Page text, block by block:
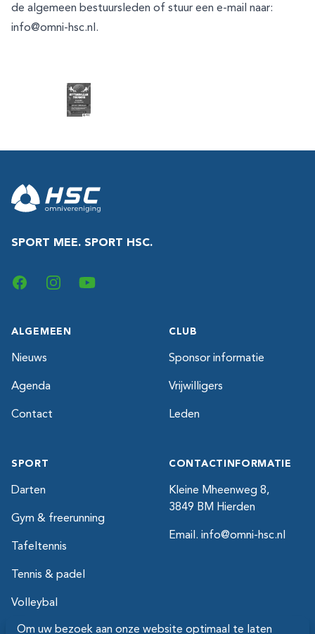
de algemeen bestuursleden of stuur een e-mail naar:
info@omni-hsc.nl .
SPORT MEE. SPORT HSC.
FacebookInstagramYouTube
ALGEMEEN
Nieuws
Agenda
Contact
SPORT
Darten
Gym & freerunning
Tafeltennis
Tennis & padel
Volleybal
Zaalvoetbal
CLUB
Sponsor informatie
Vrijwilligers
Leden
CONTACTINFORMATIE
Kleine Mheenweg 8,
3849 BM Hierden
Email. info@omni-hsc.nl
Om uw bezoek aan onze website optimaal te laten